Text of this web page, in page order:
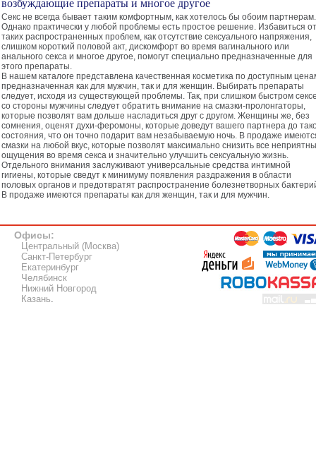
Секс не всегда бывает таким комфортным, как хотелось бы обоим партнерам.
Однако практически у любой проблемы есть простое решение. Избавиться от
таких распространенных проблем, как отсутствие сексуального напряжения,
слишком короткий половой акт, дискомфорт во время вагинального или
анального секса и многое другое, помогут специально предназначенные для
этого препараты.
В нашем каталоге представлена качественная косметика по доступным
предназначенная как для мужчин, так и для женщин. Выбирать препараты
следует, исходя из существующей проблемы. Так, при слишком быстром
со стороны мужчины следует обратить внимание на смазки-пролонгаторы,
которые позволят вам дольше насладиться друг с другом. Женщины же, без
сомнения, оценят духи-феромоны, которые доведут вашего партнера до
состояния, что он точно подарит вам незабываемую ночь. В продаже
смазки на любой вкус, которые позволят максимально снизить все
ощущения во время секса и значительно улучшить сексуальную жизнь.
Отдельного внимания заслуживают универсальные средства интимной
гигиены, которые сведут к минимуму появления раздражения в области
половых органов и предотвратят распространение болезнетворных
В продаже имеются препараты как для женщин, так и для мужчин.
Офисы:
Центральный (Москва)
Санкт-Петербург
Екатеринбург
Челябинск
Нижний Новгород
Казань.